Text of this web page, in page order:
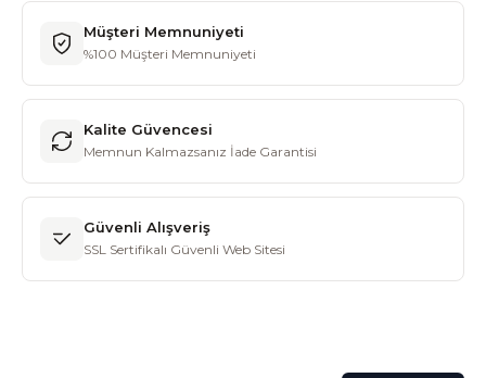
Müşteri Memnuniyeti
%100 Müşteri Memnuniyeti
Kalite Güvencesi
Memnun Kalmazsanız İade Garantisi
Güvenli Alışveriş
SSL Sertifikalı Güvenli Web Sitesi